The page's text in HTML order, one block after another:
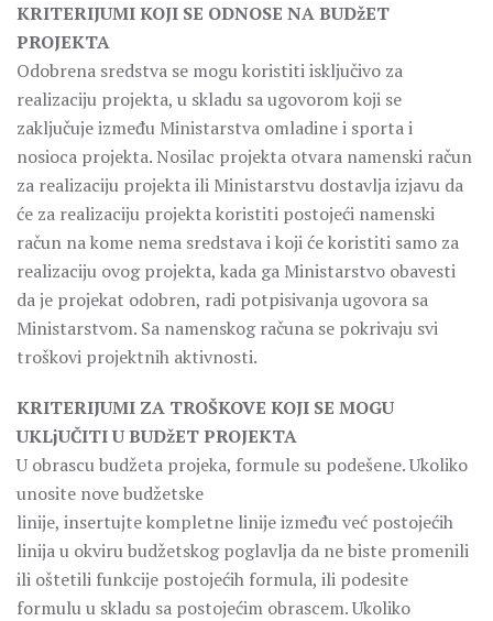
KRITERIJUMI KOJI SE ODNOSE NA BUDžET
PROJEKTA
Odobrena sredstva se mogu koristiti isključivo za
realizaciju projekta, u skladu sa ugovorom koji se
zaključuje između Ministarstva omladine i sporta i
nosioca projekta. Nosilac projekta otvara namenski račun
za realizaciju projekta ili Ministarstvu dostavlja izjavu da
će za realizaciju projekta koristiti postojeći namenski
račun na kome nema sredstava i koji će koristiti samo za
realizaciju ovog projekta, kada ga Ministarstvo obavesti
da je projekat odobren, radi potpisivanja ugovora sa
Ministarstvom. Sa namenskog računa se pokrivaju svi
troškovi projektnih aktivnosti.
KRITERIJUMI ZA TROŠKOVE KOJI SE MOGU
UKLjUČITI U BUDžETPROJEKTA
U obrascu budžeta projeka, formule su podešene. Ukoliko
unosite nove budžetske
linije, insertujte kompletne linije između već postojećih
linija u okviru budžetskog poglavlja da ne biste promenili
ili oštetili funkcije postojećih formula, ili podesite
formulu u skladu sa postojećim obrascem. Ukoliko